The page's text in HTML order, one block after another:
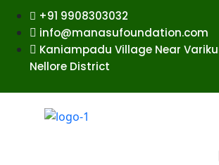
+91 9908303032
info@manasufoundation.com
Kaniampadu Village Near
Nellore District